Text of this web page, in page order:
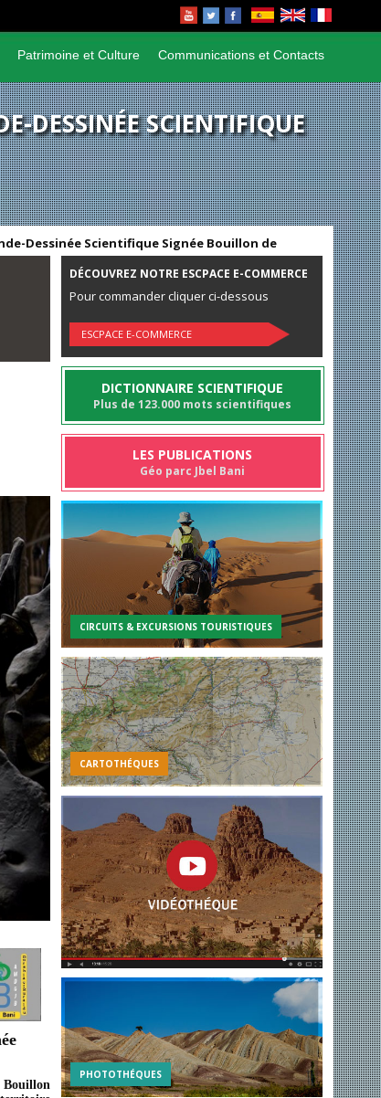
Patrimoine et Culture Communications et Contacts
DESSINÉE SCIENTIFIQUE
Dessinée Scientifique Signée Bouillon de
Bouillon
DÉCOUVREZ NOTRE ESCPACE E-COMMERCE
Pour commander cliquer ci-dessous
ESCPACE E-COMMERCE
DICTIONNAIRE SCIENTIFIQUE
Plus de 123.000 mots scientifiques
LES PUBLICATIONS
Géo parc Jbel Bani
CIRCUITS & EXCURSIONS TOURISTIQUES
CARTOTHÉQUES
PHOTOTHÉQUES